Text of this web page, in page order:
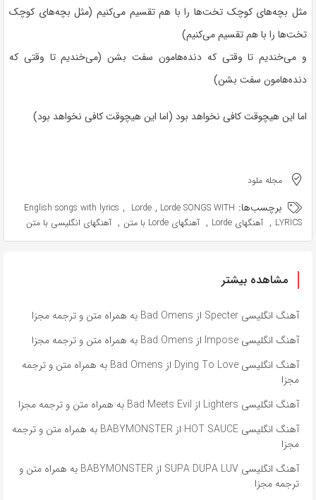
مثل بچه‌های کوچک تخت‌ها را با هم تقسیم می‌کنیم (مثل بچه‌های کوچک
تخت‌ها را با هم تقسیم می‌کنیم)
و می‌خندیم تا وقتی که دنده‌هامون سفت بشن (می‌خندیم تا وقتی که
دنده‌هامون سفت بشن)
اما این هیچوقت کافی نخواهد بود (اما این هیچوقت کافی نخواهد بود)
مجله ملود
برچسب‌ها: English songs with lyrics , Lorde , Lorde SONGS WITH
LYRICS
, آهنگهای Lorde , آهنگهای Lorde با متن , آهنگهای انگلیسی با متن
مشاهده بیشتر
آهنگ انگلیسی Specter از Bad Omens به همراه متن و ترجمه مجزا
آهنگ انگلیسی Impose از Bad Omens به همراه متن و ترجمه مجزا
آهنگ انگلیسی Dying To Love از Bad Omens به همراه متن و ترجمه
مجزا
آهنگ انگلیسی Lighters از Bad Meets Evil به همراه متن و ترجمه مجزا
آهنگ انگلیسی HOT SAUCE از BABYMONSTER به همراه متن و ترجمه
مجزا
آهنگ انگلیسی SUPA DUPA LUV از BABYMONSTER به همراه متن و
ترجمه مجزا